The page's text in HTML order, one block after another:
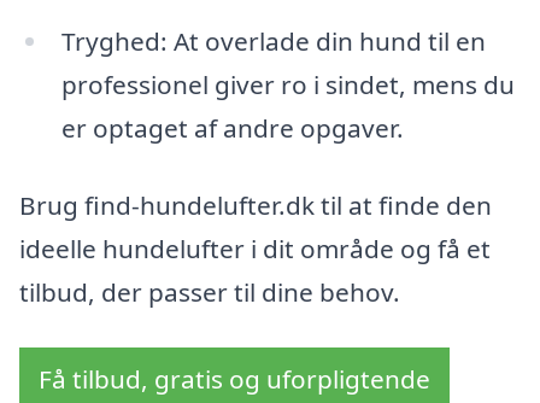
Tryghed: At overlade din hund til en
professionel giver ro i sindet, mens du
er optaget af andre opgaver.
Brug find-hundelufter.dk til at finde den
ideelle hundelufter i dit område og få et
tilbud, der passer til dine behov.
Få tilbud, gratis og uforpligtende